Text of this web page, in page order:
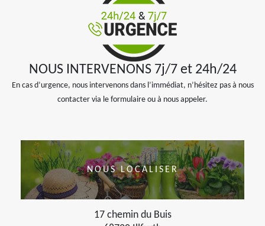
NOUS INTERVENONS 7j/7 et 24h/24
En cas d’urgence, nous intervenons dans l’immédiat, n’hésitez pas à nous
contacter via le formulaire ou à nous appeler.
NOUS LOCALISER
17 chemin du Buis